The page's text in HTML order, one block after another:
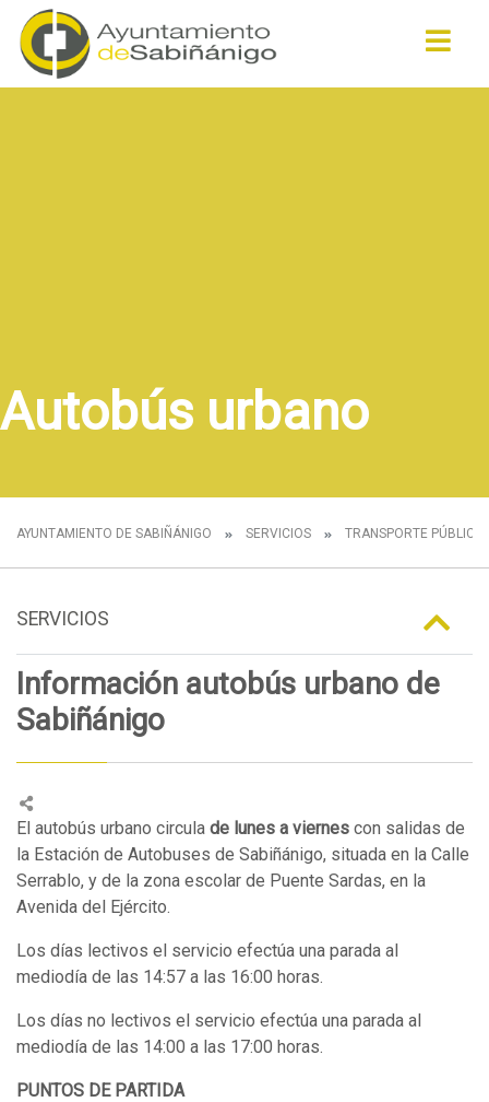
Autobús urbano
AYUNTAMIENTO DE SABIÑÁNIGO SERVICIOS TRANSPORTE PÚBLICO
SERVICIOS
Información autobús urbano de
Sabiñánigo
El autobús urbano circula de lunes a viernes con salidas de
la Estación de Autobuses de Sabiñánigo, situada en la Calle
Serrablo, y de la zona escolar de Puente Sardas, en la
Avenida del Ejército.
Los días lectivos el servicio efectúa una parada al
mediodía de las 14:57 a las 16:00 horas.
Los días no lectivos el servicio efectúa una parada al
mediodía de las 14:00 a las 17:00 horas.
PUNTOS DE PARTIDA